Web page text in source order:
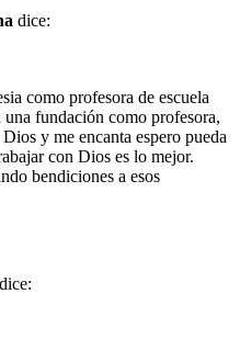
dice:
como profesora de escuela
fundación como profesora,
y me encanta espero pueda
con Dios es lo mejor.
bendiciones a esos
dice: